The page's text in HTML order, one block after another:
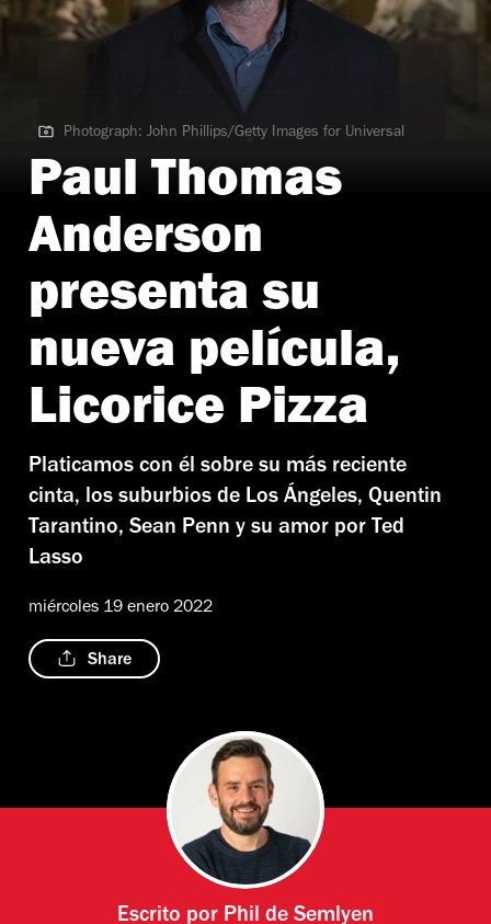
Photograph: John Phillips/Getty Images for Universal
Photograph: John Phillips/Getty Images for Universal
Paul Thomas
Anderson
presenta su
nueva película,
Licorice Pizza
Platicamos con él sobre su más reciente
cinta, los suburbios de Los Ángeles, Quentin
Tarantino, Sean Penn y su amor por Ted
Lasso
miércoles 19 enero 2022
Share
Escrito por Phil de Semlyen